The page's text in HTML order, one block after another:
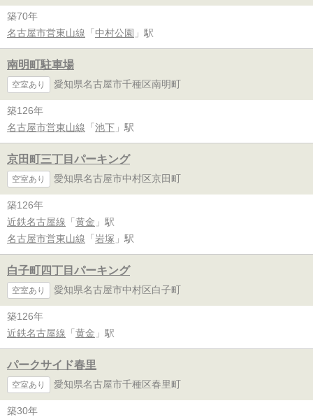
築70年
名古屋市営東山線 「 中村公園 」駅
南明町駐車場
空室あり 愛知県名古屋市千種区南明町
築126年
名古屋市営東山線 「 池下 」駅
京田町三丁目パーキング
空室あり 愛知県名古屋市中村区京田町
築126年
近鉄名古屋線 「 黄金 」駅
名古屋市営東山線 「 岩塚 」駅
白子町四丁目パーキング
空室あり 愛知県名古屋市中村区白子町
築126年
近鉄名古屋線 「 黄金 」駅
パークサイド春里
空室あり 愛知県名古屋市千種区春里町
築30年